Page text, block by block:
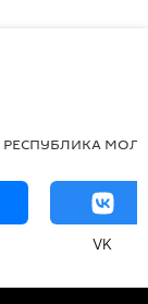
РЕСПУБЛИКА
VK